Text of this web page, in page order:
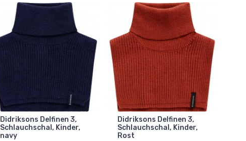
Didriksons Delfinen 3,
Schlauchschal, Kinder,
navy
Didriksons Delfinen 3,
Schlauchschal, Kinder,
Rost